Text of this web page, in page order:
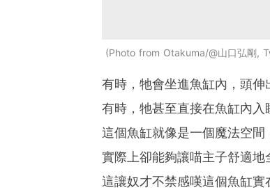
Photo from Otakuma/@山口弘剛,
有時，牠會坐進魚缸內，頭
有時，牠甚至直接在魚缸內入
這個魚缸就像是一個魔法空間
實際上卻能夠讓喵主子舒適地
這讓奴才不禁感嘆這個魚缸實